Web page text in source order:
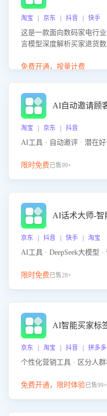
淘宝 | 京东 | 抖音 | 快手
这是一款面向数码家电行
言模型深度解析买家退货
改进建议，通过挖掘用户
免费开通，按量计费
AI自动邀请顾
淘宝 | 京东 | 抖音
AI工具 · 自动邀评 · 潜在好
限时免费已售99+
AI话术大师-智
京东 | 抖音 | 快手 | 淘宝
AI工具 · DeepSeek大模型
限时免费已售28+
AI智能买家标
京东 | 淘宝 | 抖音 | 拼多多
个性化营销工具 · 区分人
免费开通，限时体验已售99+